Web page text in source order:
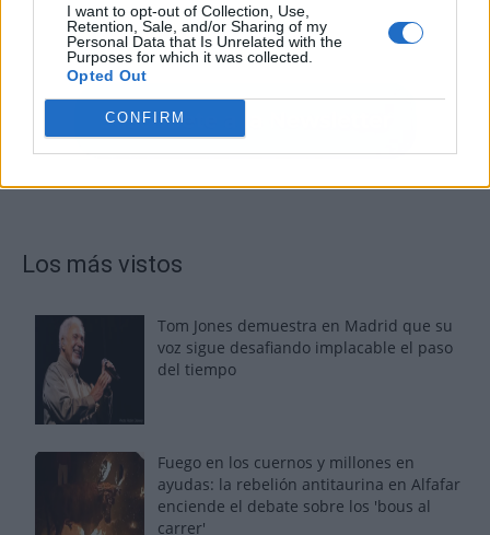
I want to opt-out of Collection, Use,
Retention, Sale, and/or Sharing of my
Personal Data that Is Unrelated with the
Purposes for which it was collected.
Opted Out
CONFIRM
Los más vistos
Tom Jones demuestra en Madrid que su
voz sigue desafiando implacable el paso
del tiempo
Fuego en los cuernos y millones en
ayudas: la rebelión antitaurina en Alfafar
enciende el debate sobre los 'bous al
carrer'